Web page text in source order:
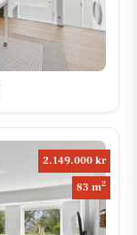
2.149.000 kr
83 m2